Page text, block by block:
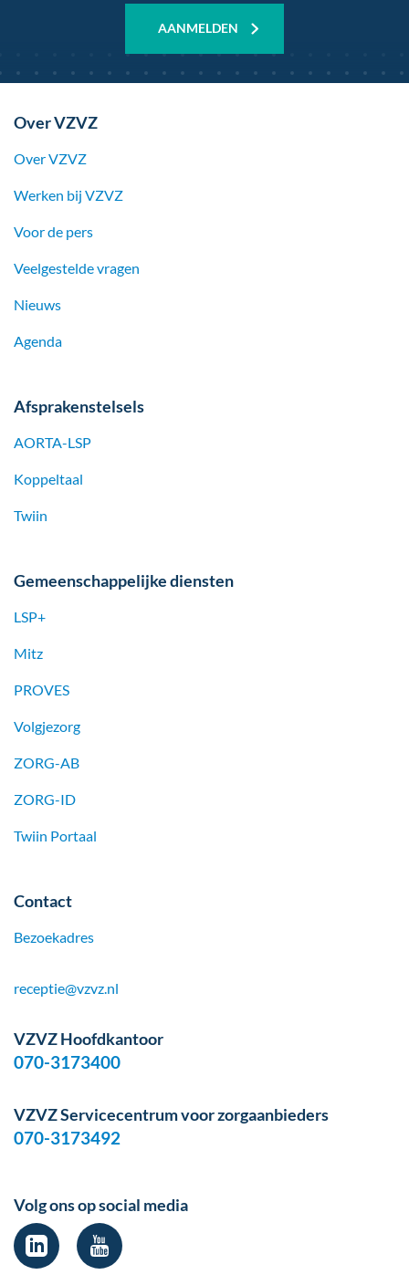
AANMELDEN
Over VZVZ
Over VZVZ
Werken bij VZVZ
Voor de pers
Veelgestelde vragen
Nieuws
Agenda
Afsprakenstelsels
AORTA-LSP
Koppeltaal
Twiin
Gemeenschappelijke diensten
LSP+
Mitz
PROVES
Volgjezorg
ZORG-AB
ZORG-ID
Twiin Portaal
Contact
Bezoekadres
receptie@vzvz.nl
VZVZ Hoofdkantoor
070-3173400
VZVZ Servicecentrum voor zorgaanbieders
070-3173492
Volg ons op social media